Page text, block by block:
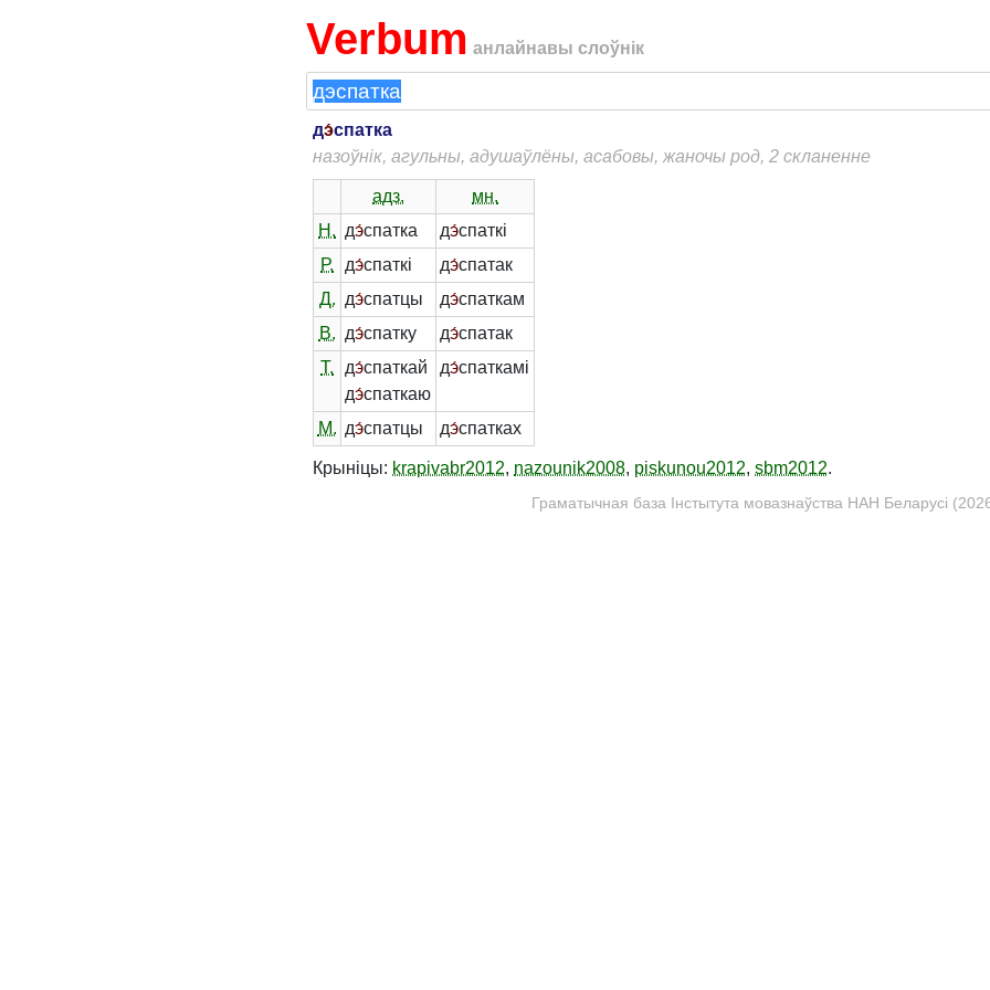
Verbum анлайнавы слоўнік
дэ́спатка
назоўнік, агульны, адушаўлёны, асабовы, жаночы род, 2 скланенне
адз.
мн.
Н. дэ́спатка дэ́спаткі
Р.
дэ́спаткі дэ́спатак
Д. дэ́спатцы дэ́спаткам
В. дэ́спатку дэ́спатак
Т.
дэ́спаткай
дэ́спаткаю
дэ́спаткамі
М. дэ́спатцы дэ́спатках
Крыніцы: krapivabr2012, nazounik2008, piskunou2012, sbm2012.
Граматычная база Інстытута мовазнаўства НАН Беларусі